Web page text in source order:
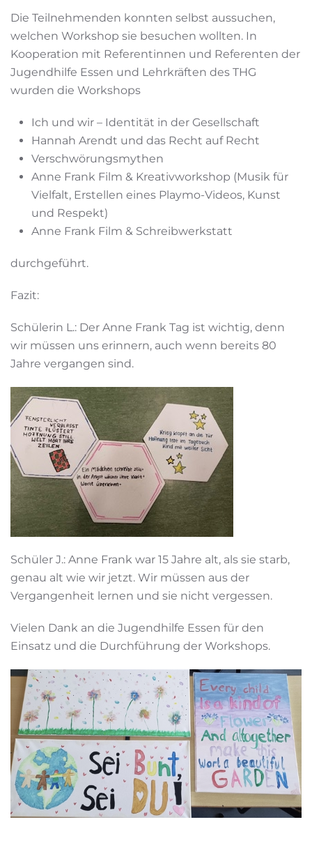
Die Teilnehmenden konnten selbst aussuchen,
welchen Workshop sie besuchen wollten. In
Kooperation mit Referentinnen und Referenten der
Jugendhilfe Essen und Lehrkräften des THG
wurden die Workshops
Ich und wir – Identität in der Gesellschaft
Hannah Arendt und das Recht auf Recht
Verschwörungsmythen
Anne Frank Film & Kreativworkshop (Musik für
Vielfalt, Erstellen eines Playmo-Videos, Kunst
und Respekt)
Anne Frank Film & Schreibwerkstatt
durchgeführt.
Fazit:
Schülerin L.: Der Anne Frank Tag ist wichtig, denn
wir müssen uns erinnern, auch wenn bereits 80
Jahre vergangen sind.
Schüler J.: Anne Frank war 15 Jahre alt, als sie starb,
genau alt wie wir jetzt. Wir müssen aus der
Vergangenheit lernen und sie nicht vergessen.
Vielen Dank an die Jugendhilfe Essen für den
Einsatz und die Durchführung der Workshops.